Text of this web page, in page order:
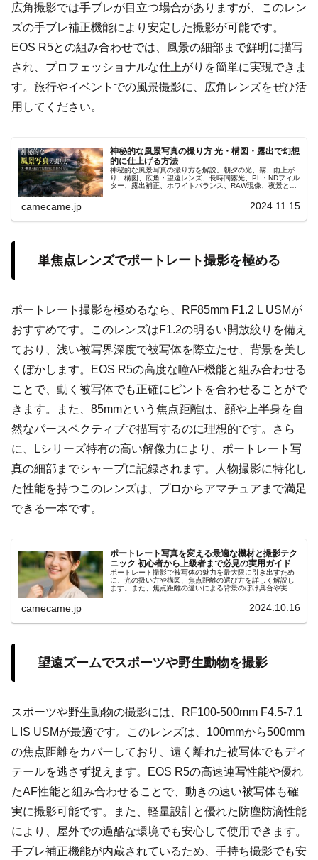
広角撮影では手ブレが目立つ場合がありますが、このレン
ズの手ブレ補正機能により安定した撮影が可能です。
EOS R5との組み合わせでは、風景の細部まで鮮明に描写
され、プロフェッショナルな仕上がりを簡単に実現できま
す。旅行やイベントでの風景撮影に、広角レンズをぜひ活
用してください。
神秘的な風景写真の撮り方 光・構図・露出で幻想
的に仕上げる方法
神秘的な風景写真の撮り方を解説。朝夕の光、霧、雨上が
り、構図、広角・望遠レンズ、長時間露光、PL・NDフィル
ター、露出補正、ホワイトバランス、RAW現像、夜景と星
camecame.jp 2024.11.15
単焦点レンズでポートレート撮影を極める
ポートレート撮影を極めるなら、RF85mm F1.2 L USMが
おすすめです。このレンズはF1.2の明るい開放絞りを備え
ており、浅い被写界深度で被写体を際立たせ、背景を美し
くぼかします。EOS R5の高度な瞳AF機能と組み合わせる
ことで、動く被写体でも正確にピントを合わせることがで
きます。また、85mmという焦点距離は、顔や上半身を自
然なパースペクティブで描写するのに理想的です。さら
に、Lシリーズ特有の高い解像力により、ポートレート写
真の細部までシャープに記録されます。人物撮影に特化し
た性能を持つこのレンズは、プロからアマチュアまで満足
できる一本です。
ポートレート写真を変える最適な機材と撮影テク
ニック 初心者から上級者まで必見の実用ガイド
ポートレート撮影で被写体の魅力を最大限に引き出すため
に、光の扱い方や構図、焦点距離の選び方を詳しく解説し
ます。また、焦点距離の違いによる背景のぼけ具合や実践
camecame.jp 2024.10.16
望遠ズームでスポーツや野生動物を撮影
スポーツや野生動物の撮影には、RF100-500mm F4.5-7.1
L IS USMが最適です。このレンズは、100mmから500mm
の焦点距離をカバーしており、遠く離れた被写体でもディ
テールを逃さず捉えます。EOS R5の高速連写性能や優れ
たAF性能と組み合わせることで、動きの速い被写体も確
実に撮影可能です。また、軽量設計と優れた防塵防滴性能
により、屋外での過酷な環境でも安心して使用できます。
手ブレ補正機能が内蔵されているため、手持ち撮影でも安